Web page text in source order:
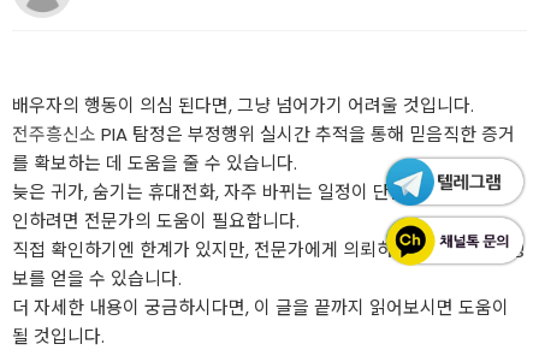
배우자의 행동이 의심 된다면, 그냥 넘어가기 어려울 것입니다.
전주흥신소 PIA 탐정은 부정행위 실시간 추적을 통해 믿음직한 증거
를 확보하는 데 도움을 줄 수 있습니다.
늦은 귀가, 숨기는 휴대전화, 자주 바뀌는 일정이 단순한 우연인지 확
인하려면 전문가의 도움이 필요합니다.
직접 확인하기엔 한계가 있지만, 전문가에게 의뢰하면 보다 정확한 정
보를 얻을 수 있습니다.
더 자세한 내용이 궁금하시다면, 이 글을 끝까지 읽어보시면 도움이
될 것입니다.